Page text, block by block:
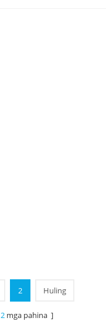
2 Huling
2mga pahina ]